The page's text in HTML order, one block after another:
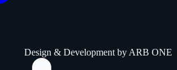
Design & Development by ARB ONE